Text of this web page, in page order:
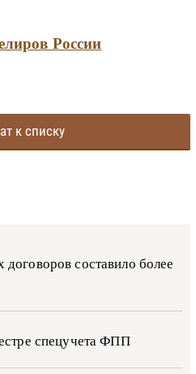
России
к списку
составило более
спецучета ФПП